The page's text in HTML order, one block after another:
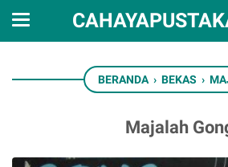
BERANDA › BEKAS ›
Majalah